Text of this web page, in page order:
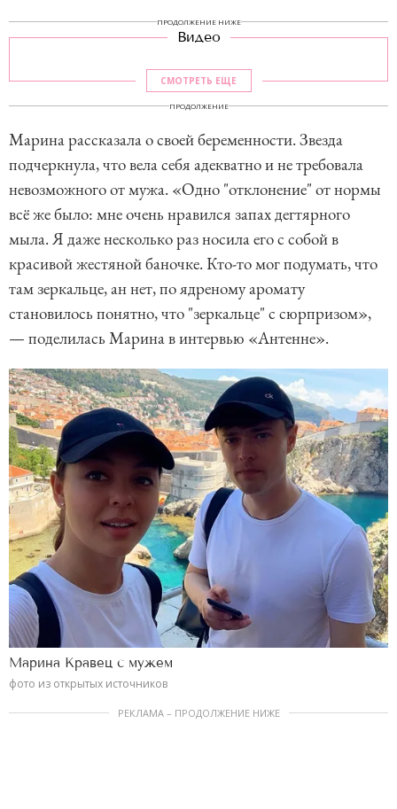
ПРОДОЛЖЕНИЕ НИЖЕ
Видео
СМОТРЕТЬ ЕЩЕ
ПРОДОЛЖЕНИЕ
Марина рассказала о своей беременности. Звезда
подчеркнула, что вела себя адекватно и не требовала
невозможного от мужа. «Одно "отклонение" от нормы
всё же было: мне очень нравился запах дегтярного
мыла. Я даже несколько раз носила его с собой в
красивой жестяной баночке. Кто-то мог подумать, что
там зеркальце, ан нет, по ядреному аромату
становилось понятно, что "зеркальце" с сюрпризом»,
— поделилась Марина в интервью «Антенне».
Марина Кравец с мужем
фото из открытых источников
РЕКЛАМА – ПРОДОЛЖЕНИЕ НИЖЕ